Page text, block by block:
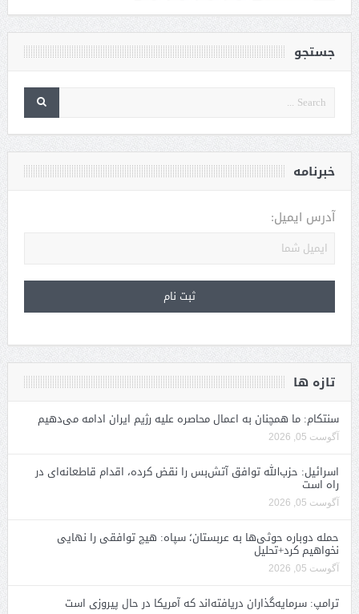
جستجو
خبرنامه
آدرس ایمیل:
تازه ها
سنتکام: ما همچنان به اعمال محاصره علیه رژیم ایران ادامه می‌دهیم
آگوست 05, 2026
اسرائیل: حزب‌الله توافق آتش‌بس را نقض کرده، اقدام قاطعانه‌ای در
راه است
آگوست 05, 2026
حمله دوباره حوثی‌ها به عربستان؛ سپاه: هیچ توافقی را نهایی
نخواهیم کرد+تحلیل
آگوست 05, 2026
ترامپ: سرمایه‌گذاران دریافته‌اند که آمریکا در حال پیروزی است